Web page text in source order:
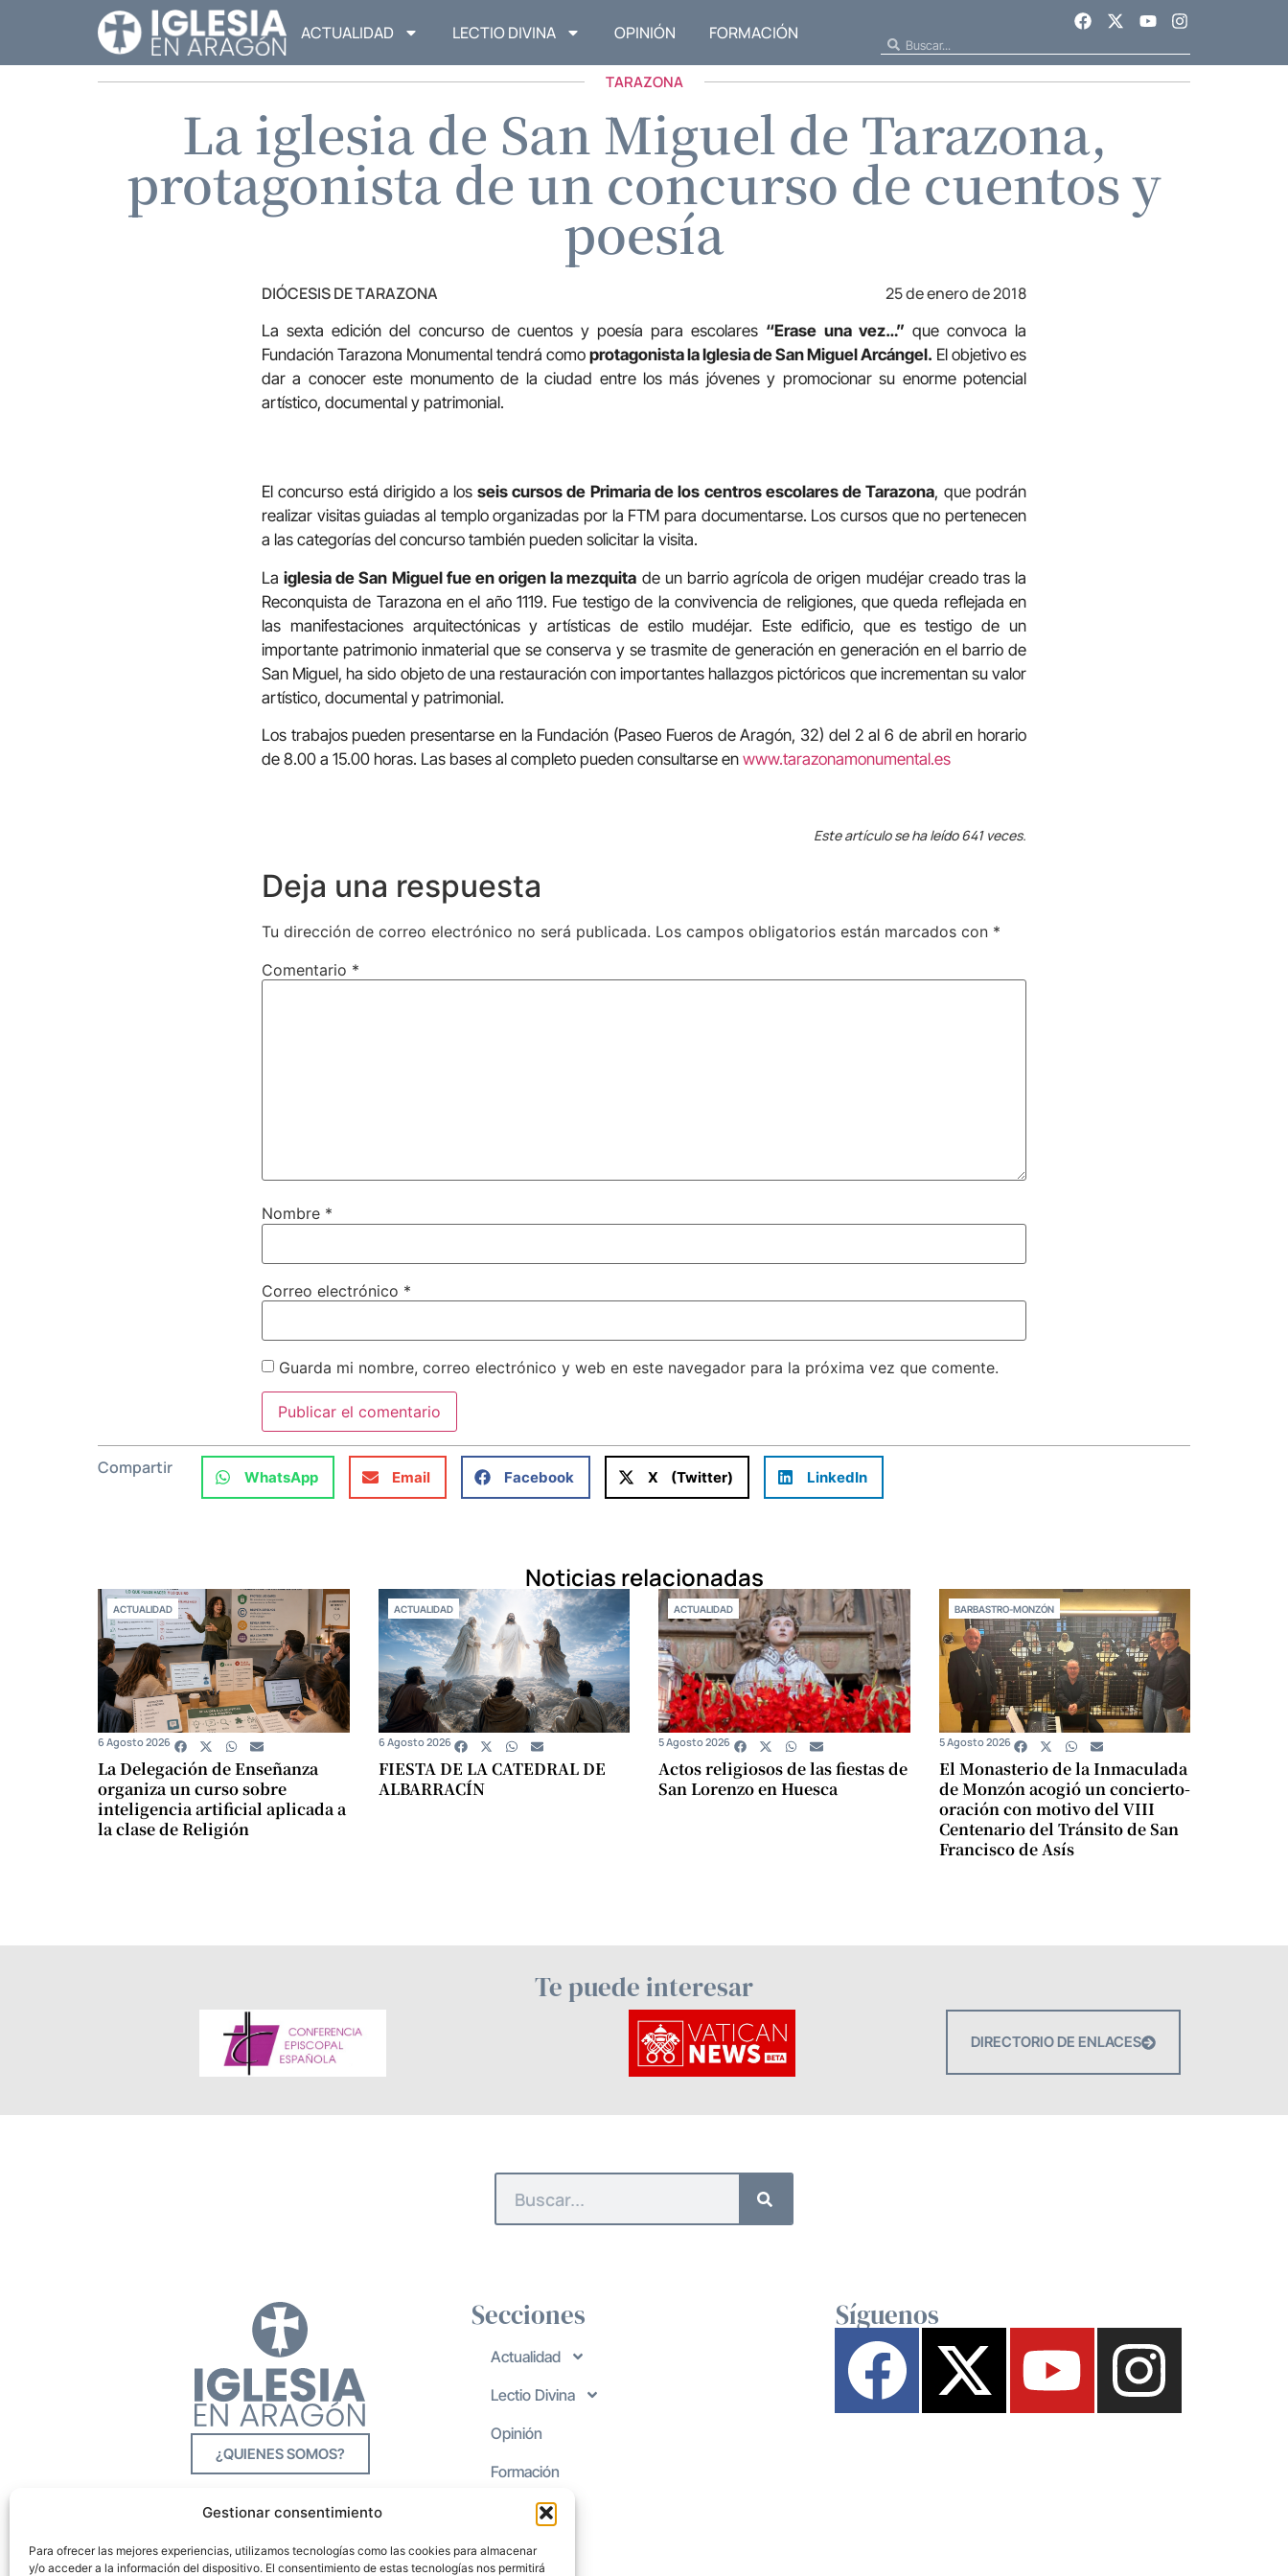
Gestionar consentimiento
Para ofrecer las mejores experiencias, utilizamos tecnologías como las cookies para almacenar
y/o acceder a la información del dispositivo. El consentimiento de estas tecnologías nos permitirá
ACTUALIDAD LECTIO DIVINA OPINIÓN FORMACIÓN
TARAZONA
La iglesia de San Miguel de Tarazona,
protagonista de un concurso de cuentos y
poesía
DIÓCESIS DE TARAZONA 25 de enero de 2018
La sexta edición del concurso de cuentos y poesía para escolares “Erase una vez…” que convoca la
Fundación Tarazona Monumental tendrá como protagonista la Iglesia de San Miguel Arcángel. El objetivo es
dar a conocer este monumento de la ciudad entre los más jóvenes y promocionar su enorme potencial
artístico, documental y patrimonial.
El concurso está dirigido a los seis cursos de Primaria de los centros escolares de Tarazona, que podrán
realizar visitas guiadas al templo organizadas por la FTM para documentarse. Los cursos que no pertenecen
a las categorías del concurso también pueden solicitar la visita.
Laiglesia de San Miguel fue en origen la mezquita de un barrio agrícola de origen mudéjar creado tras la
Reconquista de Tarazona en el año 1119. Fue testigo de la convivencia de religiones, que queda reflejada en
las manifestaciones arquitectónicas y artísticas de estilo mudéjar. Este edificio, que es testigo de un
importante patrimonio inmaterial que se conserva y se trasmite de generación en generación en el barrio de
San Miguel, ha sido objeto de una restauración con importantes hallazgos pictóricos que incrementan su valor
artístico, documental y patrimonial.
Los trabajos pueden presentarse en la Fundación (Paseo Fueros de Aragón, 32) del 2 al 6 de abril en horario
de 8.00 a 15.00 horas. Las bases al completo pueden consultarse en www.tarazonamonumental.es
Este artículo se ha leído 641 veces.
Deja una respuesta
Tu dirección de correo electrónico no será publicada. Los campos obligatorios están marcados con *
Comentario *
Nombre *
Correo electrónico *
Guarda mi nombre, correo electrónico y web en este navegador para la próxima vez que comente.
Compartir WhatsApp Email Facebook X (Twitter) LinkedIn
Noticias relacionadas
ACTUALIDAD
La Delegación de Enseñanza
organiza un curso sobre
inteligencia artificial aplicada a
la clase de Religión
6 Agosto 2026
ACTUALIDAD
FIESTA DE LA CATEDRAL DE
ALBARRACÍN
6 Agosto 2026
ACTUALIDAD
Actos religiosos de las fiestas de
San Lorenzo en Huesca
5 Agosto 2026
BARBASTRO-MONZÓN
El Monasterio de la Inmaculada
de Monzón acogió un concierto-
oración con motivo del VIII
Centenario del Tránsito de San
Francisco de Asís
5 Agosto 2026
Te puede interesar
DIRECTORIO DE ENLACES
¿QUIENES SOMOS?
Secciones
Actualidad
Lectio Divina
Opinión
Formación
Síguenos